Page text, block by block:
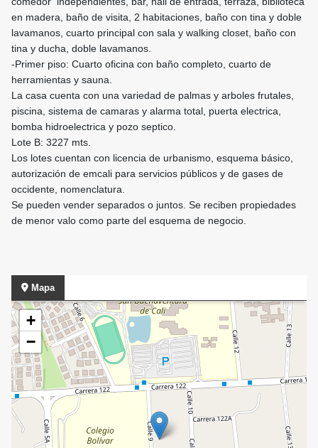
en madera, baño de visita, 2 habitaciones, baño con tina y doble
lavamanos, cuarto principal con sala y walking closet, baño con
tina y ducha, doble lavamanos.
-Primer piso: Cuarto oficina con baño completo, cuarto de
herramientas y sauna.
La casa cuenta con una variedad de palmas y arboles frutales,
piscina, sistema de camaras y alarma total, puerta electrica,
bomba hidroelectrica y pozo septico.
Lote B: 3227 mts.
Los lotes cuentan con licencia de urbanismo, esquema básico,
autorización de emcali para servicios públicos y de gases de
occidente, nomenclatura.
Se pueden vender separados o juntos. Se reciben propiedades
de menor valo como parte del esquema de negocio.
Mapa
+
−